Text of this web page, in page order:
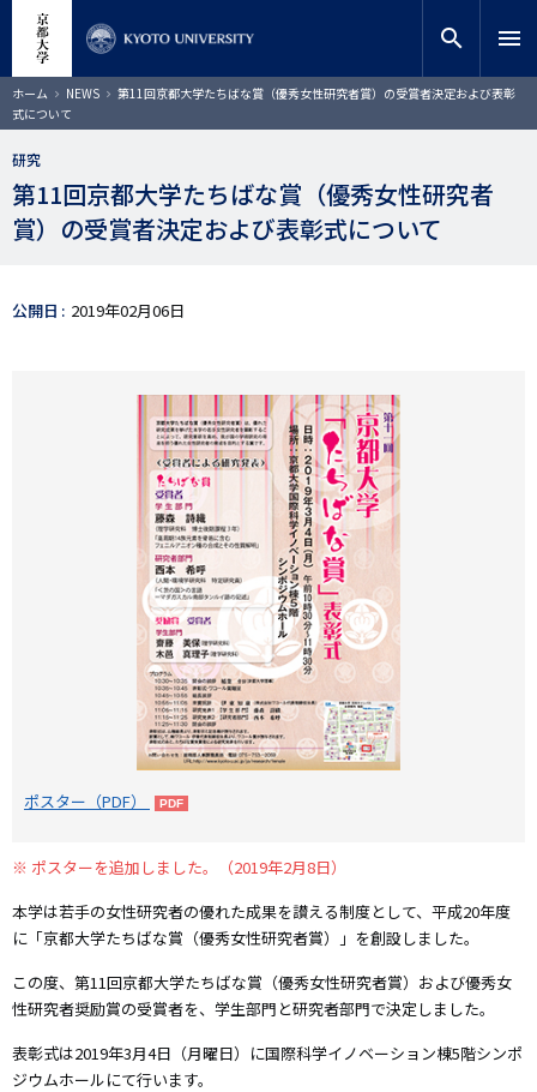
コ
ン
テ
ン
ツ
に
移
サイト内検索
検索
search menu
ホーム NEWS
第11回京都大学たちばな賞（優秀女性研究者賞）の受賞者決定および表彰
式について
研究
第11回京都大学たちばな賞（優秀女性研究者
賞）の受賞者決定および表彰式について
公開日 2019年02月06日
ポスター（PDF）
※ ポスターを追加しました。（2019年2月8日）
本学は若手の女性研究者の優れた成果を讃える制度として、平成20年度
に「京都大学たちばな賞（優秀女性研究者賞）」を創設しました。
この度、第11回京都大学たちばな賞（優秀女性研究者賞）および優秀女
性研究者奨励賞の受賞者を、学生部門と研究者部門で決定しました。
表彰式は2019年3月4日（月曜日）に国際科学イノベーション棟5階シンポ
ジウムホールにて行います。